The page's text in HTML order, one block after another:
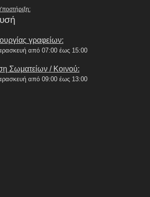
γραφείων:
από 07:00 έως 15:00
Σωματείων / Κοινού:
από 09:00 έως 13:00